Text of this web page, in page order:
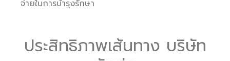
จ่ายในการบำรุงรักษา
ประสิทธิภาพเส้นทาง บริษัท